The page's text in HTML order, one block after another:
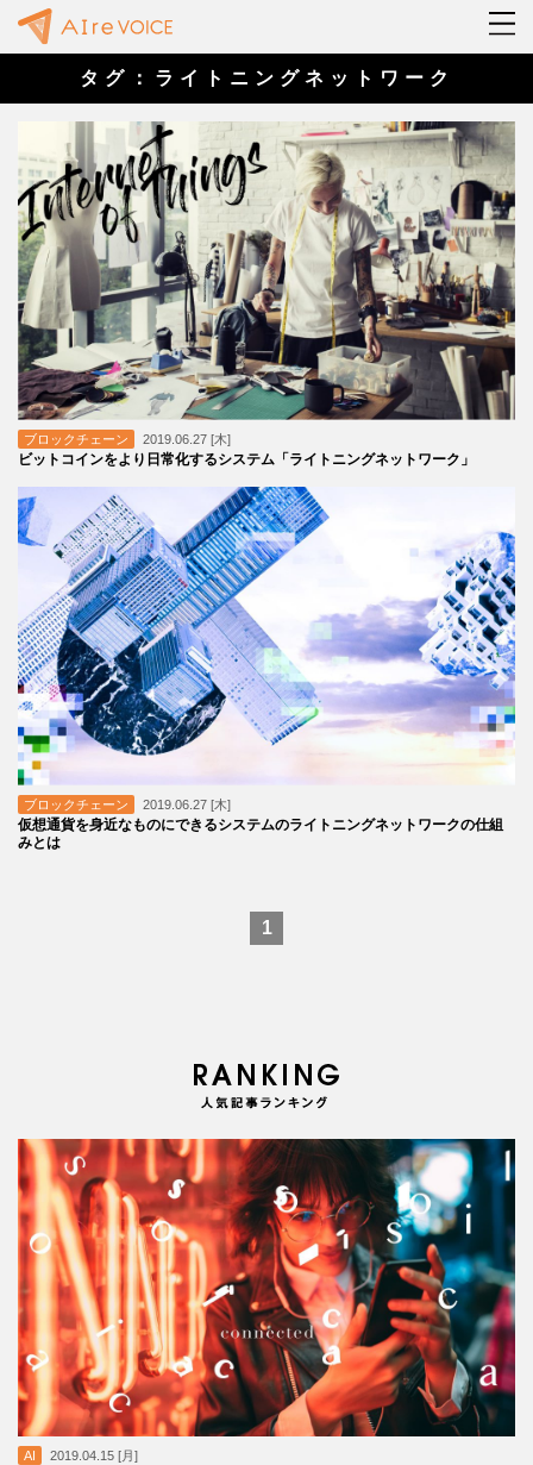
タグ：ライトニングネットワーク
ブロックチェーン 2019.06.27 [木]
ビットコインをより日常化するシステム「ライトニングネットワーク」
ブロックチェーン 2019.06.27 [木]
仮想通貨を身近なものにできるシステムのライトニングネットワークの仕組
みとは
1
AI 2019.04.15 [月]